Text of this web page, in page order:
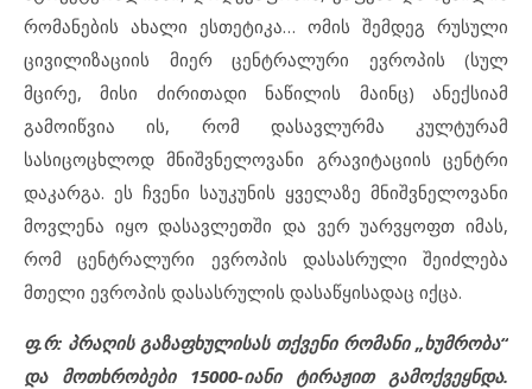
რომანების ახალი ესთეტიკა… ომის შემდეგ რუსული
ცივილიზაციის მიერ ცენტრალური ევროპის (სულ
მცირე, მისი ძირითადი ნაწილის მაინც) ანექსიამ
გამოიწვია ის, რომ დასავლურმა კულტურამ
სასიცოცხლოდ მნიშვნელოვანი გრავიტაციის ცენტრი
დაკარგა. ეს ჩვენი საუკუნის ყველაზე მნიშვნელოვანი
მოვლენა იყო დასავლეთში და ვერ უარვყოფთ იმას,
რომ ცენტრალური ევროპის დასასრული შეიძლება
მთელი ევროპის დასასრულის დასაწყისადაც იქცა.
ფ.რ: პრაღის გაზაფხულისას თქვენი რომანი „ხუმრობა“
და მოთხრობები 15000-იანი ტირაჟით გამოქვეყნდა.